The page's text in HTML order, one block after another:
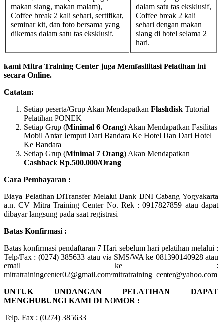
makan siang, makan malam),
Coffee break 2 kali sehari, sertifikat,
seminar kit, dan foto bersama yang
dikemas dalam satu tas eksklusif.
dalam satu tas eksklusif,
Coffee break 2 kali
sehari dengan makan
siang di hotel selama 2
hari.
kami Mitra Training Center juga Memfasilitasi Pelatihan ini
secara Online.
Catatan:
Setiap peserta/Grup Akan Mendapatkan Flashdisk Tutorial
Pelatihan PONEK
Setiap Grup (Minimal 6 Orang) Akan Mendapatkan Fasilitas
Mobil Antar Jemput Dari Bandara Ke Hotel Dan Dari Hotel
Ke Bandara
Setiap Grup (Minimal 7 Orang) Akan Mendapatkan
Cashback Rp.500.000/Orang
Cara Pembayaran :
Biaya Pelatihan DiTransfer Melalui Bank BNI Cabang Yogyakarta
a.n. CV Mitra Training Center No. Rek : 0917827859 atau dapat
dibayar langsung pada saat registrasi
Batas Konfirmasi :
Batas konfirmasi pendaftaran 7 Hari sebelum hari pelatihan melalui :
Telp/Fax : (0274) 385633 atau via SMS/WA ke 081390140928 atau
email ke :
mitratrainingcenter02@gmail.com/mitratraining_center@yahoo.com
UNTUK UNDANGAN PELATIHAN DAPAT
MENGHUBUNGI KAMI DI NOMOR :
Telp. Fax : (0274) 385633